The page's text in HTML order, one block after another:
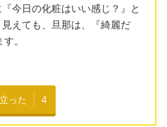
今日の化粧はいい感じ？』と
えても、旦那は、『綺麗だ
。
った 4